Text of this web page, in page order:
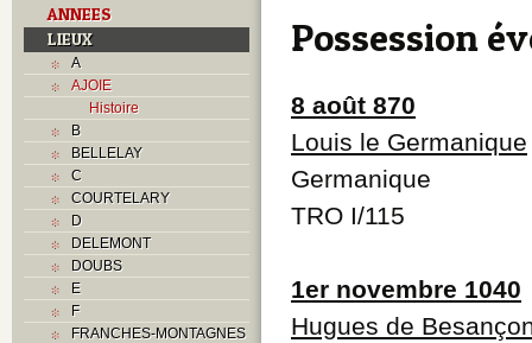
ANNEES
LIEUX
A
AJOIE
Histoire
B
BELLELAY
C
COURTELARY
D
DELEMONT
DOUBS
E
F
FRANCHES-MONTAGNES
Possession
8 août 870
Louis le Germanique
Germanique
TRO I/115
1er novembre 1040
Hugues de